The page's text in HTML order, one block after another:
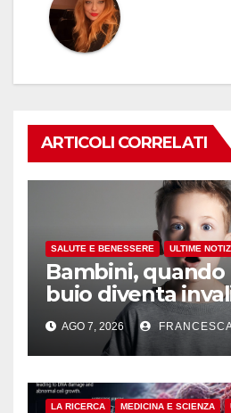
ARTICOLI CORRELATI
SALUTE E BENESSERE ULTIME
Bambini, quando
buio diventa
AGO 7, 2026
LA RICERCA MEDICINA E SCIENZA